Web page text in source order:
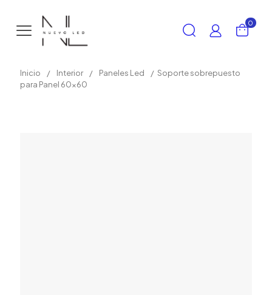
0
Inicio / Interior / Paneles Led / Soporte sobrepuesto
para Panel 60×60